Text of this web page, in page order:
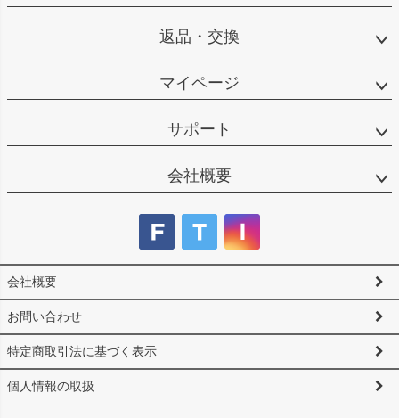
返品・交換
マイページ
サポート
会社概要
会社概要
お問い合わせ
特定商取引法に基づく表示
個人情報の取扱